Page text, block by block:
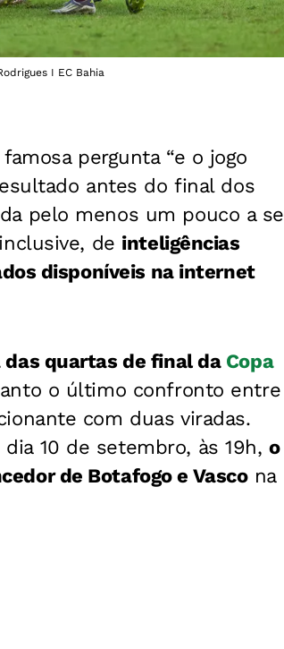
I EC Bahia
pergunta “e o jogo
antes do final dos
pelo menos um pouco a se
de inteligências
disponíveis na internet
quartas de final da Copa
o último confronto entre
com duas viradas.
10 de setembro, às 19h, o
de Botafogo e Vascona